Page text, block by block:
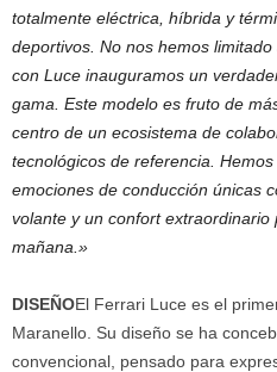
totalmente eléctrica, híbrida y
deportivos. No nos hemos
con Luce inauguramos un
gama. Este modelo es fruto de
centro de un ecosistema de
tecnológicos de referencia.
emociones de conducción únicas
volante y un confort
mañana.»
DISEÑOEl Ferrari Luce es el
Maranello. Su diseño se ha
convencional, pensado para